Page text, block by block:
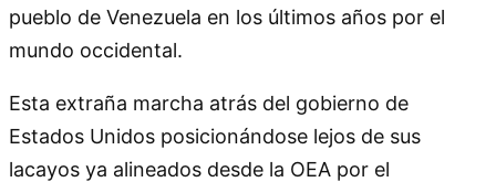
pueblo de Venezuela en los últimos años por el
mundo occidental.
Esta extraña marcha atrás del gobierno de
Estados Unidos posicionándose lejos de sus
lacayos ya alineados desde la OEA por el